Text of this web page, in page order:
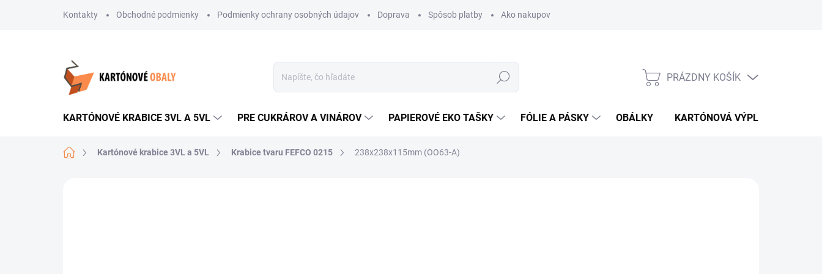
Kontakty Obchodné podmienky Podmienky ochrany osobných údajov Doprava Spôsob platby Ako nakupovať
Hľadať
NÁKUPNÝ
PRÁZDNY KOŠÍK
KARTÓNOVÉ KRABICE 3VL A 5VL PRE CUKRÁROV A VINÁROV PAPIEROVÉ EKO TAŠKY FÓLIE A PÁSKY OBÁLKY KARTÓNOVÁ VÝPLŇ
DomovKartónové krabice 3VL a 5VL Krabice tvaru FEFCO 0215 238x238x115mm (OO63-A)